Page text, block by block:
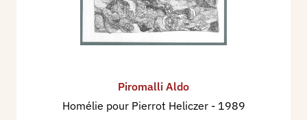
Piromalli Aldo
Homélie pour Pierrot Heliczer - 1989